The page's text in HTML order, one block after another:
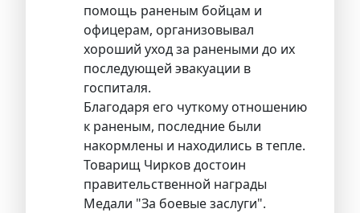
помощь раненым бойцам и
офицерам, организовывал
хороший уход за ранеными до их
последующей эвакуации в
госпиталя.
Благодаря его чуткому отношению
к раненым, последние были
накормлены и находились в тепле.
Товарищ Чирков достоин
правительственной награды
Медали "За боевые заслуги".